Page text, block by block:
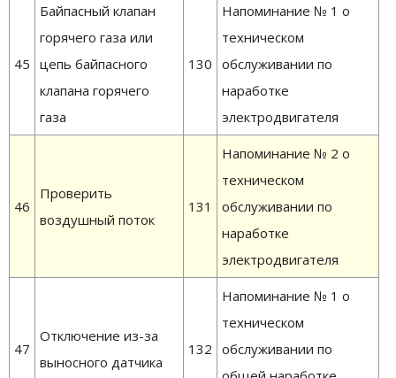
45
Байпасный клапан
горячего газа или
цепь байпасного
клапана горячего
газа
130
Напоминание № 1 о
техническом
обслуживании по
наработке
электродвигателя
46
Проверить
воздушный поток
131
Напоминание № 2 о
техническом
обслуживании по
наработке
электродвигателя
47
Отключение из-за
выносного датчика
132
Напоминание № 1 о
техническом
обслуживании по